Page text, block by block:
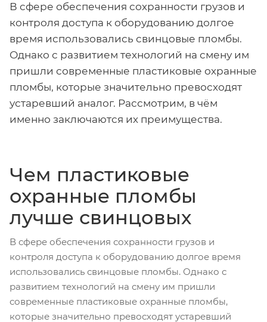
В сфере обеспечения сохранности грузов и
контроля доступа к оборудованию долгое
время использовались свинцовые пломбы.
Однако с развитием технологий на смену им
пришли современные пластиковые охранные
пломбы, которые значительно превосходят
устаревший аналог. Рассмотрим, в чём
именно заключаются их преимущества.
Чем пластиковые
охранные пломбы
лучше свинцовых
В сфере обеспечения сохранности грузов и
контроля доступа к оборудованию долгое время
использовались свинцовые пломбы. Однако с
развитием технологий на смену им пришли
современные пластиковые охранные пломбы,
которые значительно превосходят устаревший